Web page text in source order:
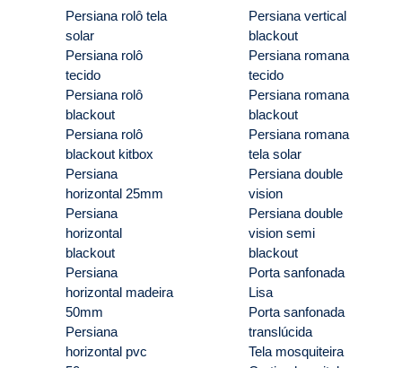
Persiana rolô tela
solar
Persiana rolô
tecido
Persiana rolô
blackout
Persiana rolô
blackout kitbox
Persiana
horizontal 25mm
Persiana
horizontal
blackout
Persiana
horizontal madeira
50mm
Persiana
horizontal pvc
Persiana vertical
blackout
Persiana romana
tecido
Persiana romana
blackout
Persiana romana
tela solar
Persiana double
vision
Persiana double
vision semi
blackout
Porta sanfonada
Lisa
Porta sanfonada
translúcida
Tela mosquiteira